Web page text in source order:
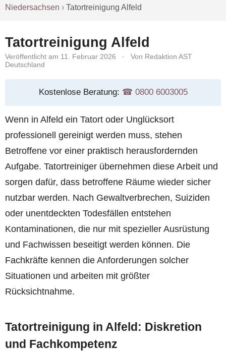
Niedersachsen ›Tatortreinigung Alfeld
Tatortreinigung Alfeld
Veröffentlicht am 11. Februar 2026 ·
Von Redaktion AST
Deutschland
Kostenlose Beratung: ☎︎ 0800 6003005
Wenn in Alfeld ein Tatort oder Unglücksort
professionell gereinigt werden muss, stehen
Betroffene vor einer praktisch herausfordernden
Aufgabe. Tatortreiniger übernehmen diese Arbeit und
sorgen dafür, dass betroffene Räume wieder sicher
nutzbar werden. Nach Gewaltverbrechen, Suiziden
oder unentdeckten Todesfällen entstehen
Kontaminationen, die nur mit spezieller Ausrüstung
und Fachwissen beseitigt werden können. Die
Fachkräfte kennen die Anforderungen solcher
Situationen und arbeiten mit größter
Rücksichtnahme.
Tatortreinigung in Alfeld: Diskretion
und Fachkompetenz